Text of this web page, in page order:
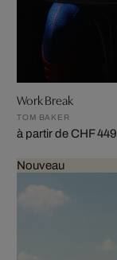
Work Break
TOM BAKER
à partir de CHF 449
Nouveau